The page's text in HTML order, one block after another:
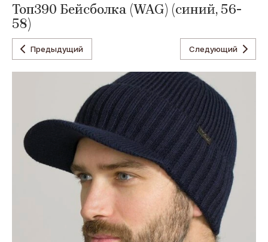
Коллекция
Flamenco
Коллекция
Noryalli
Wag
Concept
Paola
Belleza
Топ390 Бейсболка (WAG) (синий, 56-
58)
Предыдущий Следующий